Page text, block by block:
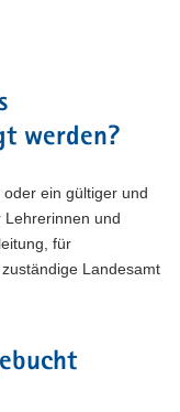
werden?
ein gültiger und
Lehrerinnen und
für
Landesamt